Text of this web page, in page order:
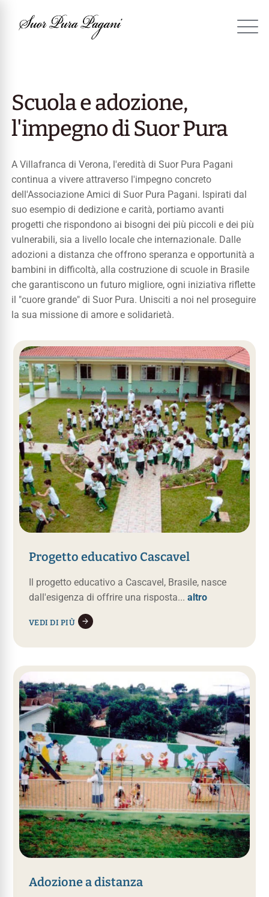
Scuola e adozione,
l'impegno di Suor Pura
A Villafranca di Verona, l'eredità di Suor Pura Pagani
continua a vivere attraverso l'impegno concreto
dell'Associazione Amici di Suor Pura Pagani. Ispirati dal
suo esempio di dedizione e carità, portiamo avanti
progetti che rispondono ai bisogni dei più piccoli e dei più
vulnerabili, sia a livello locale che internazionale. Dalle
adozioni a distanza che offrono speranza e opportunità a
bambini in difficoltà, alla costruzione di scuole in Brasile
che garantiscono un futuro migliore, ogni iniziativa riflette
il "cuore grande" di Suor Pura. Unisciti a noi nel proseguire
la sua missione di amore e solidarietà.
Progetto educativo Cascavel
Il progetto educativo a Cascavel, Brasile, nasce
dall'esigenza di offrire una risposta... altro
VEDI DI PIÙ
Adozione a distanza